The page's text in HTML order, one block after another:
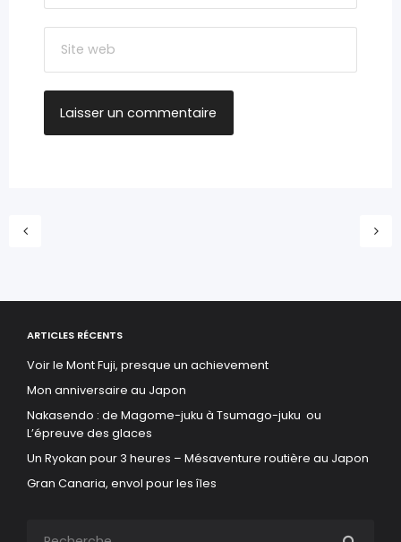
ARTICLES RÉCENTS
Voir le Mont Fuji, presque un achievement
Mon anniversaire au Japon
Nakasendo : de Magome-juku à Tsumago-juku ou
L’épreuve des glaces
Un Ryokan pour 3 heures – Mésaventure routière au Japon
Gran Canaria, envol pour les îles